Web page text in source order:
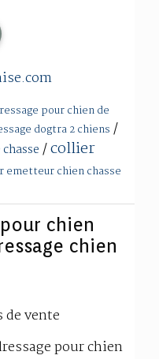
pour chien de
dogtra 2 chiens /
/collier
emetteur chien chasse
chien
chien
vente
pour chien